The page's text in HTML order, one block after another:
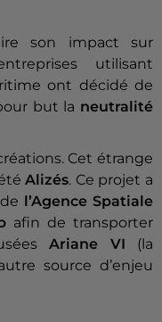
son impact sur
utilisant
ont décidé de
but la neutralité
Cet étrange
Alizés. Ce projet a
l’Agence Spatiale
afin de transporter
Ariane VI (la
source d’enjeu